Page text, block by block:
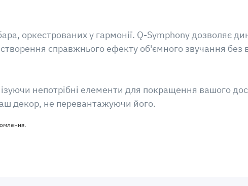
оркестрованих у гармонії. Q-Symphony дозволяє
справжнього ефекту об'ємного звучання без
непотрібні елементи для покращення вашого
декор, не перевантажуючи його.